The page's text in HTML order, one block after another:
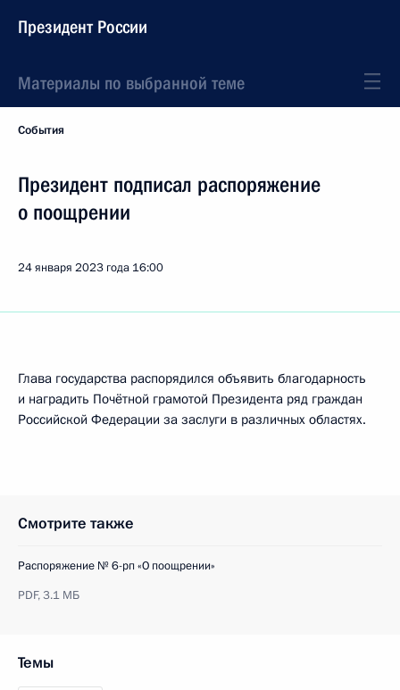
Президент России
Материалы по выбранной теме
События
Президент подписал распоряжение
о поощрении
24 января 2023 года 16:00
Глава государства распорядился объявить благодарность
и наградить Почётной грамотой Президента ряд граждан
Российской Федерации за заслуги в различных областях.
Смотрите также
Распоряжение № 6-рп «О поощрении»
PDF,3.1 МБ
Темы